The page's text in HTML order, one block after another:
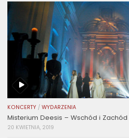
KONCERTY / WYDARZENIA
Misterium Deesis – Wschód i
20 KWIETNIA, 2019